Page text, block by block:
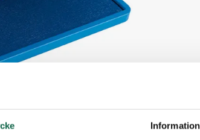
Information